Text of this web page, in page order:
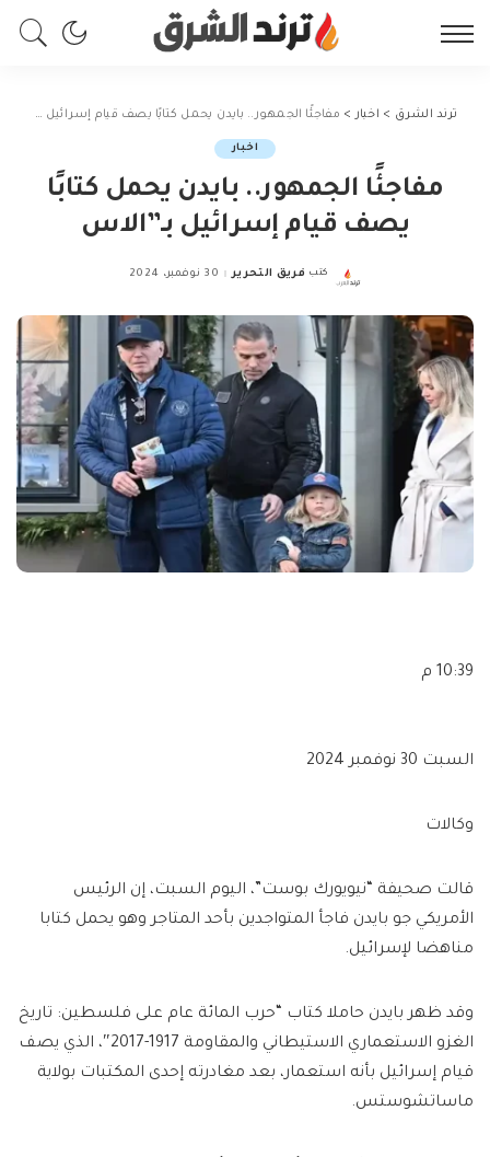
ترند الشرق > اخبار > مفاجئًا الجمهور.. بايدن يحمل كتابًا يصف قيام إسرائيل بـ”الاس
اخبار
مفاجئًا الجمهور.. بايدن يحمل كتابًا
يصف قيام إسرائيل بـ”الاس
Posted
كتب فريق التحرير 30 نوفمبر، 2024
10:39 م
السبت 30 نوفمبر 2024
وكالات
قالت صحيفة “نيويورك بوست”، اليوم السبت، إن الرئيس
الأمريكي جو بايدن فاجأ المتواجدين بأحد المتاجر وهو يحمل كتابا
مناهضا لإسرائيل.
وقد ظهر بايدن حاملا كتاب “حرب المائة عام على فلسطين: تاريخ
الغزو الاستعماري الاستيطاني والمقاومة 1917-2017″، الذي يصف
قيام إسرائيل بأنه استعمار، بعد مغادرته إحدى المكتبات بولاية
ماساتشوستس.